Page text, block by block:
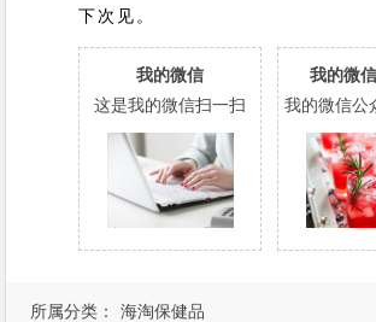
所属分类： 海淘保健品
下次见。
我的微信
这是我的微信扫一扫
我的微
我的微信公